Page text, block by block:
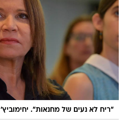
"ריח לא נעים של מחנאות". יחימוביץ'